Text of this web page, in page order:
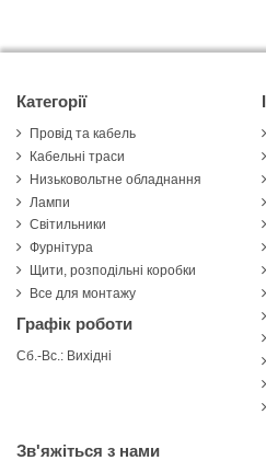
Категорії
Провід та кабель
Кабельні траси
Низьковольтне обладнання
Лампи
Світильники
Фурнітура
Щити, розподільні коробки
Все для монтажу
Графік роботи
Сб.-Вс.: Вихідні
Зв'яжіться з нами